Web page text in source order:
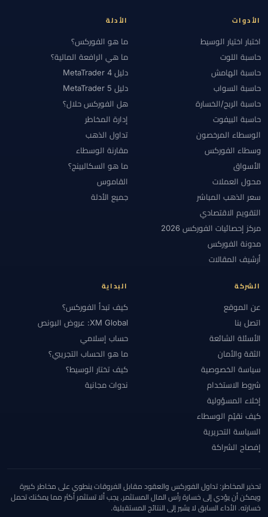
الأدوات
اختبار اختيار الوسيط
حاسبة اللوت
حاسبة الهامش
حاسبة السواب
حاسبة الربح/الخسارة
حاسبة البيفوت
الوسطاء المرخصون
وسطاء الفوركس
الأسواق
محول العملات
سعر الذهب المباشر
التقويم الاقتصادي
مركز إحصائيات الفوركس 2026
مدونة الفوركس
أرشيف المقالات
الأدلة
ما هو الفوركس؟
ما هي الرافعة المالية؟
دليل MetaTrader 4
دليل MetaTrader 5
هل الفوركس حلال؟
إدارة المخاطر
تداول الذهب
مقارنة الوسطاء
ما هو السكالبينج؟
القاموس
جميع الأدلة
الشركة
عن الموقع
اتصل بنا
الأسئلة الشائعة
الثقة والأمان
سياسة الخصوصية
شروط الاستخدام
إخلاء المسؤولية
كيف نقيّم الوسطاء
السياسة التحريرية
إفصاح الشراكة
البداية
كيف تبدأ الفوركس؟
XM Global: عروض البونص
حساب إسلامي
ما هو الحساب التجريبي؟
كيف تختار الوسيط؟
ندوات مجانية
تحذير المخاطر: تداول الفوركس والعقود مقابل الفروقات ينطوي على مخاطر كبيرة
ويمكن أن يؤدي إلى خسارة رأس المال المستثمر. يجب ألا تستثمر أكثر مما يمكنك تحمل
خسارته. الأداء السابق لا يشير إلى النتائج المستقبلية.